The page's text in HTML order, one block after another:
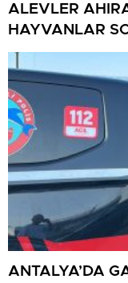
ALEVLER
HAYVANLAR
ANTALYA’DA